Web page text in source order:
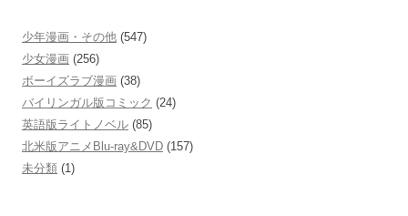
少年漫画・その他 (547)
少女漫画 (256)
ボーイズラブ漫画 (38)
バイリンガル版コミック (24)
英語版ライトノベル (85)
北米版アニメBlu-ray&DVD (157)
未分類 (1)